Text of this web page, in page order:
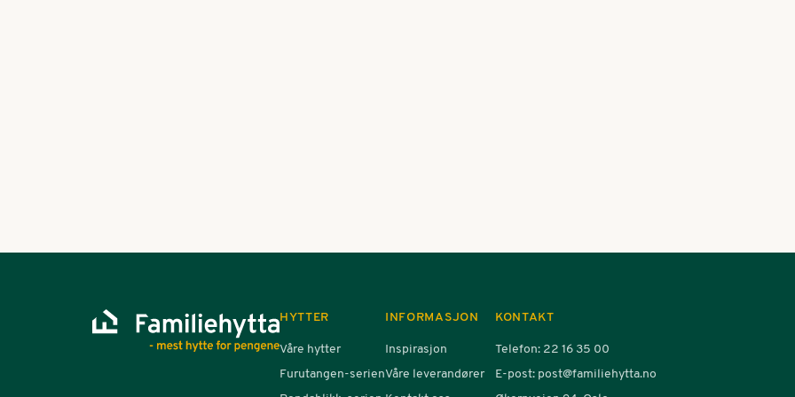
HYTTER
Våre hytter
Furutangen-serien
INFORMASJON
Inspirasjon
Våre leverandører
KONTAKT
Telefon: 22 16 35 00
E-post: post@familiehytta.no